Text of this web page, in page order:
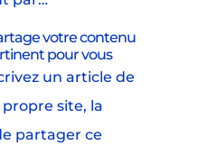
votre contenu
pour vous
un article de
site, la
partager ce